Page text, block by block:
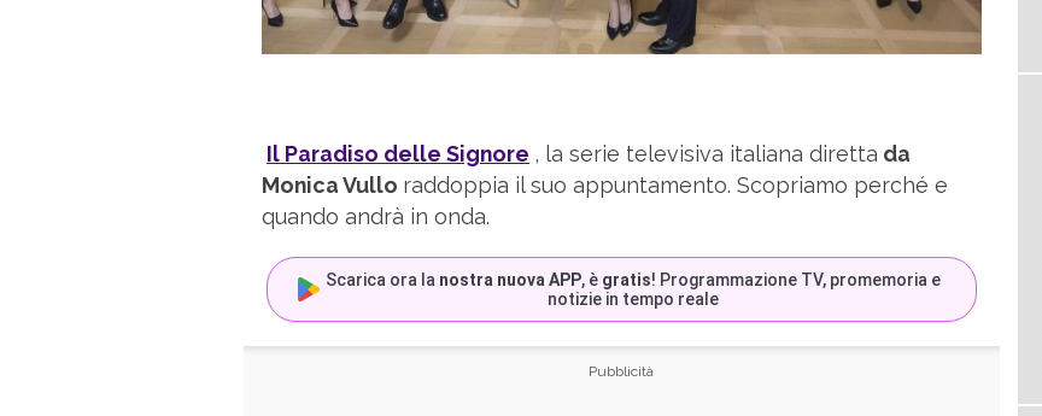
Il Paradiso delle Signore , la serie televisiva italiana diretta da
Monica Vullo raddoppia il suo appuntamento. Scopriamo perché e
quando andrà in onda.
Scarica ora la nostra nuova APP, è gratis! Programmazione TV, promemoria e
notizie in tempo reale